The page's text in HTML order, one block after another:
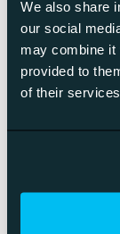
We also share
our social
may combine it
provided to
of their services.
verkkokaupan
ekosysteemiä.
Automatisoitu
20 tuntia